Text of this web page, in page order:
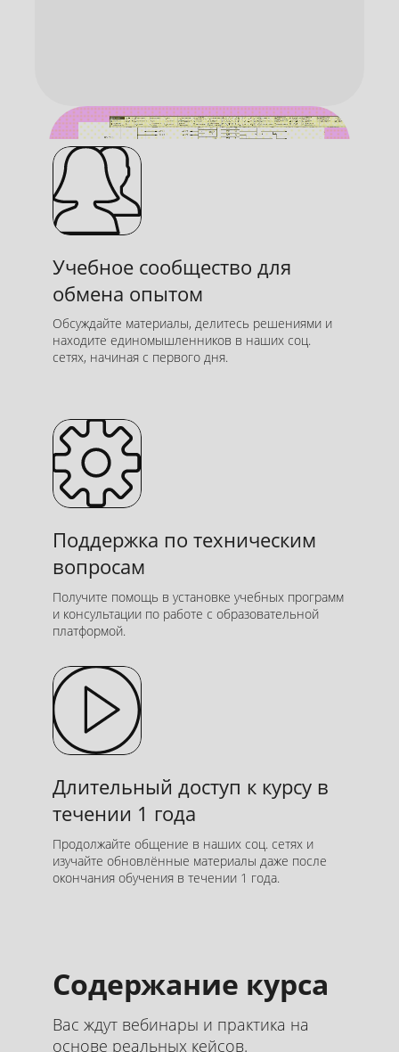
и справиться
Оперативно ответим на вопросы
по заданям по почте или в
мессенджерах и пришлём
качественный разбор
Учебное сообщество для
обмена опытом
Обсуждайте материалы, делитесь решениями и
находите единомышленников в наших соц.
сетях, начиная с первого дня.
Поддержка по техническим
вопросам
Получите помощь в установке учебных программ
и консультации по работе с образовательной
платформой.
Длительный доступ к курсу в
течении 1 года
Продолжайте общение в наших соц. сетях и
изучайте обновлённые материалы даже после
окончания обучения в течении 1 года.
Содержание курса
Вас ждут вебинары и практика на
основе реальных кейсов.